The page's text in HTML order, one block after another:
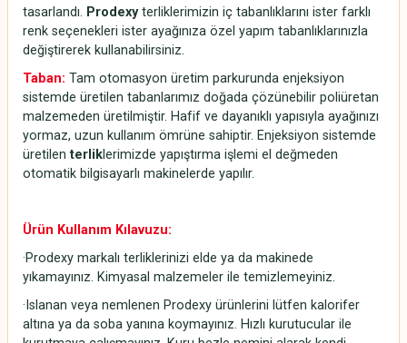
tasarlandı. Prodexyterliklerimizin iç tabanlıklarını ister farklı
renk seçenekleri ister ayağınıza özel yapım tabanlıklarınızla
değiştirerek kullanabilirsiniz.
Taban: Tam otomasyon üretim parkurunda enjeksiyon
sistemde üretilen tabanlarımız doğada çözünebilir poliüretan
malzemeden üretilmiştir. Hafif ve dayanıklı yapısıyla ayağınızı
yormaz, uzun kullanım ömrüne sahiptir. Enjeksiyon sistemde
üretilenterliklerimizde yapıştırma işlemi el değmeden
otomatik bilgisayarlı makinelerde yapılır.
Ürün Kullanım Kılavuzu:
·Prodexy markalı terliklerinizi elde ya da makinede
yıkamayınız. Kimyasal malzemeler ile temizlemeyiniz.
·Islanan veya nemlenen Prodexy ürünlerini lütfen kalorifer
altına ya da soba yanına koymayınız. Hızlı kurutucular ile